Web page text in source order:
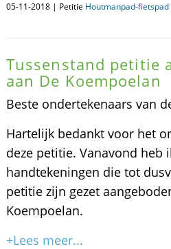
05-11-2018 | Petitie Houtmanpad-
Tussenstand petitie
aan De Koempoelan
Beste ondertekenaars van
Hartelijk bedankt voor het
deze petitie. Vanavond heb
handtekeningen die tot
petitie zijn gezet
Koempoelan.
+Lees meer...